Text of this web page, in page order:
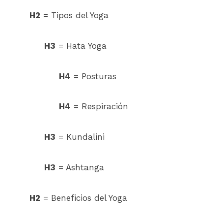
H2 = Tipos del Yoga
H3 = Hata Yoga
H4 = Posturas
H4 = Respiración
H3 = Kundalini
H3 = Ashtanga
H2 = Beneficios del Yoga